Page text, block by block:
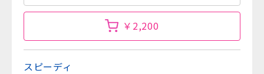
￥2,200
スピーディ